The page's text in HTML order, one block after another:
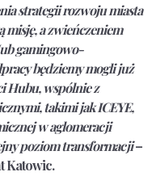
strategii rozwoju miasta
misję, a zwieńczeniem
gamingowo-
będziemy mogli już
Hubu, wspólnie z
takimi jak ICEYE,
w aglomeracji
poziom transformacji–
Katowic.